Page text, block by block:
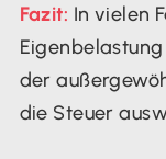
Fazit: In vielen
der
die Steuer